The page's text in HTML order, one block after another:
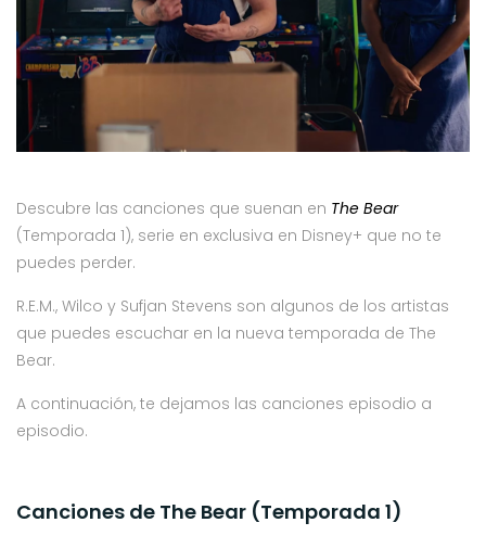
Descubre las canciones que suenan en The Bear
(Temporada 1), serie en exclusiva en Disney+ que no te
puedes perder.
R.E.M., Wilco y Sufjan Stevens son algunos de los artistas
que puedes escuchar en la nueva temporada de The
Bear.
A continuación, te dejamos las canciones episodio a
episodio.
Canciones de The Bear (Temporada 1)